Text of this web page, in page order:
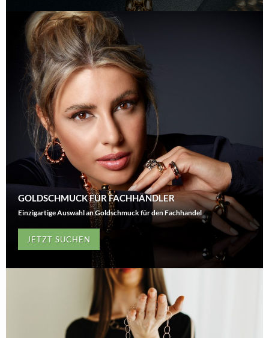
GOLDSCHMUCK FÜR FACHHÄNDLER
Einzigartige Auswahl an Goldschmuck für den Fachhandel
JETZT SUCHEN